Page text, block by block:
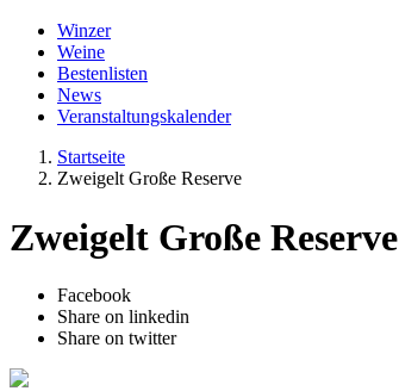
Winzer
Weine
Bestenlisten
News
Veranstaltungskalender
Startseite
Zweigelt Große Reserve
Zweigelt Große Reserve
Facebook
Share on linkedin
Share on twitter